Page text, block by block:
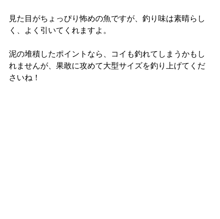
見た目がちょっぴり怖めの魚ですが、釣り味は素晴らし
く、よく引いてくれますよ。
泥の堆積したポイントなら、コイも釣れてしまうかもし
れませんが、果敢に攻めて大型サイズを釣り上げてくだ
さいね！